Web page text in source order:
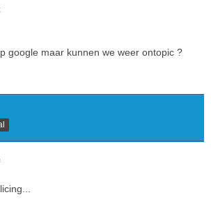
google maar kunnen we weer ontopic ?